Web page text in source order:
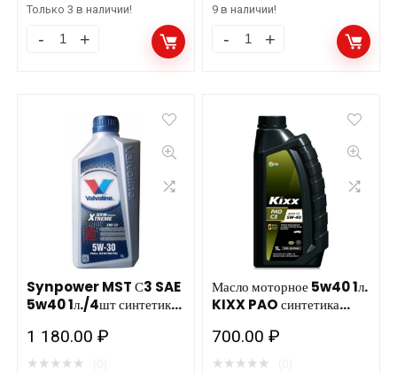
Супер
количество
Только 3 в наличии!
Synpower
синтетика
Valvoline
подходит
д/
газовых
двигателей
количество
9 в наличии!
Synpower MST С3 SAE
5w40 1л./4шт синтетика
подходит д/газовых
двигателей
1 180.00₽
★ ★ ★ ★ ★
Масло моторное 5w40 1л.
KIXX PAO синтетика
700.00₽
★ ★ ★ ★ ★